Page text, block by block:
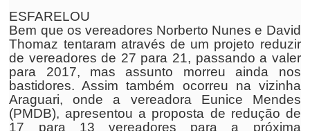
ESFARELOU
Bem que os vereadores Norberto Nunes e David
Thomaz tentaram através de um projeto reduzir
de vereadores de 27 para 21, passando a valer
para 2017, mas assunto morreu ainda nos
bastidores. Assim também ocorreu na vizinha
Araguari, onde a vereadora Eunice Mendes
(PMDB), apresentou a proposta de redução de
17 para 13 vereadores para a próxima